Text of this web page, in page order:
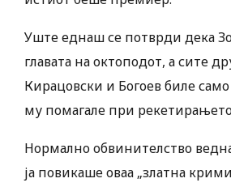
Уште еднаш се потврди дека
главата на октоподот, а сите
Кирацовски и Богоев биле
му помагале при
Нормално обвинителство
ја повикаше оваа „златна